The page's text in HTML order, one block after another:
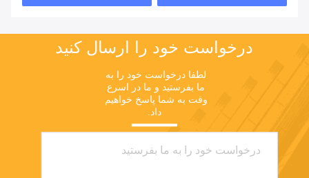
درخواست خود را ارسال کنید
داد.